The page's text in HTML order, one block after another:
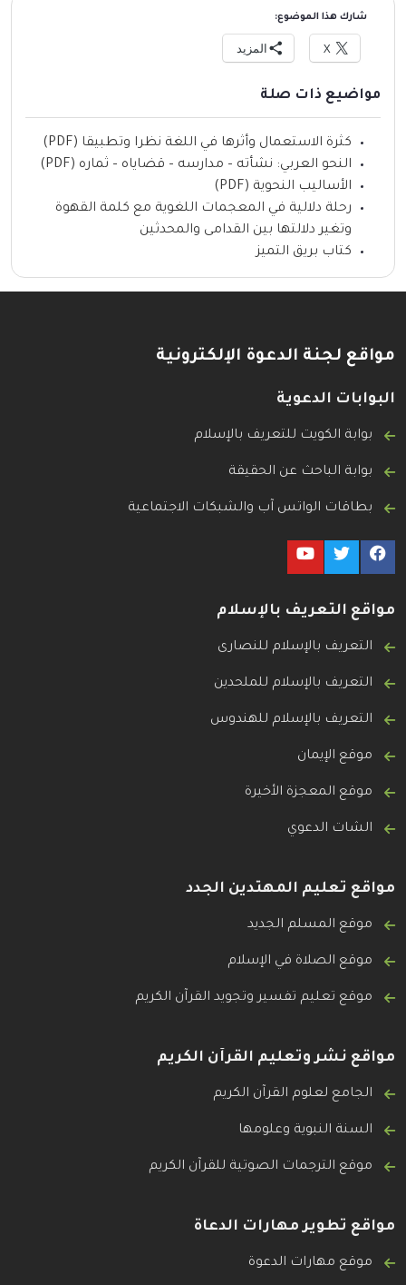
شارك هذا الموضوع:
X المزيد
مواضيع ذات صلة
كثرة الاستعمال وأثرها في اللغة نظرا وتطبيقا (PDF)
النحو العربي: نشأته – مدارسه – قضاياه – ثماره (PDF)
الأساليب النحوية (PDF)
رحلة دلالية في المعجمات اللغوية مع كلمة القهوة
وتغير دلالتها بين القدامى والمحدثين
كتاب بريق التميز
مواقع لجنة الدعوة الإلكترونية
البوابات الدعوية
بوابة الكويت للتعريف بالإسلام
بوابة الباحث عن الحقيقة
بطاقات الواتس آب والشبكات الاجتماعية
مواقع التعريف بالإسلام
التعريف بالإسلام للنصارى
التعريف بالإسلام للملحدين
التعريف بالإسلام للهندوس
موقع الإيمان
موقع المعجزة الأخيرة
الشات الدعوي
مواقع تعليم المهتدين الجدد
موقع المسلم الجديد
موقع الصلاة في الإسلام
موقع تعليم تفسير وتجويد القرآن الكريم
مواقع نشر وتعليم القرآن الكريم
الجامع لعلوم القرآن الكريم
السنة النبوية وعلومها
موقع الترجمات الصوتية للقرآن الكريم
مواقع تطوير مهارات الدعاة
موقع مهارات الدعوة